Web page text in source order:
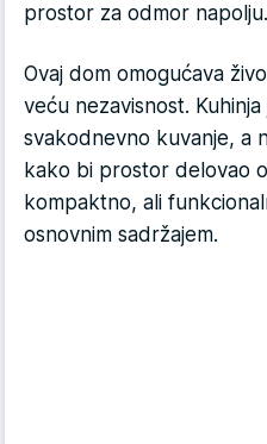
prostor za odmor napolju.
Ovaj dom omogućava
veću nezavisnost.
svakodnevno kuvanje, a
kako bi prostor delovao
kompaktno, ali
osnovnim sadržajem.